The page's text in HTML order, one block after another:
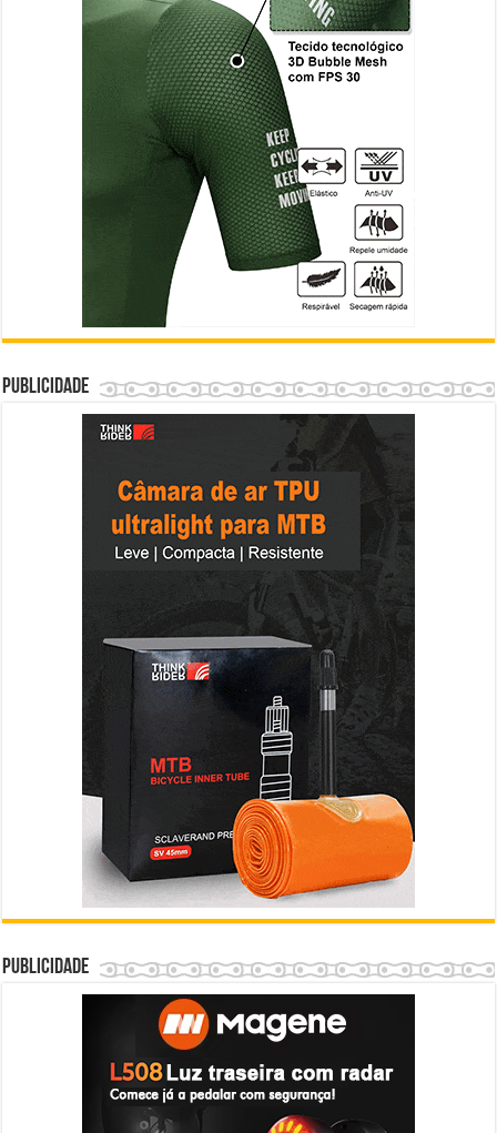
Publicidade
Publicidade